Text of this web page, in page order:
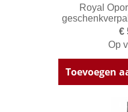
Royal
€
Op
Toevoegen